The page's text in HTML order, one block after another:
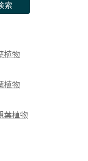
索
植物
植物
葉植物